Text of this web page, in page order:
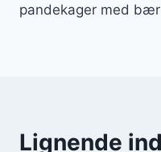
pandekager med bær
Lignende